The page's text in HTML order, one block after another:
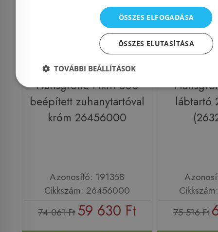
Hansgrohe Fixfit 300
beépített zuhanytartóval
króm 26456000
Azonosító: 191358
Cikkszám: 26456000
74 061 Ft 59 630 Ft
lábtartó
75 516 Ft
ÖSSZES ELFOGADÁSA
ÖSSZES ELUTASÍTÁSA
TOVÁBBI BEÁLLÍTÁSOK